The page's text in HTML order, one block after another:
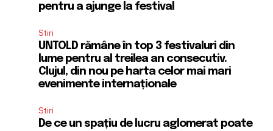
pentru a ajunge la festival
Stiri
UNTOLD rămâne în top 3 festivaluri din
lume pentru al treilea an consecutiv.
Clujul, din nou pe harta celor mai mari
evenimente internaționale
Stiri
De ce un spațiu de lucru aglomerat poate